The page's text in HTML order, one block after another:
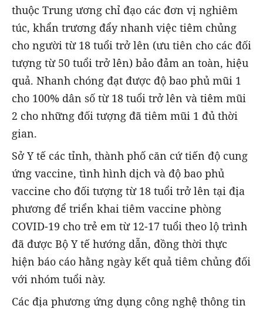
thuộc Trung ương chỉ đạo các đơn vị nghiêm
túc, khẩn trương đẩy nhanh việc tiêm chủng
cho người từ 18 tuổi trở lên (ưu tiên cho các đối
tượng từ 50 tuổi trở lên) bảo đảm an toàn, hiệu
quả. Nhanh chóng đạt được độ bao phủ mũi 1
cho 100% dân số từ 18 tuổi trở lên và tiêm mũi
2 cho những đối tượng đã tiêm mũi 1 đủ thời
gian.
Sở Y tế các tỉnh, thành phố căn cứ tiến độ cung
ứng vaccine, tình hình dịch và độ bao phủ
vaccine cho đối tượng từ 18 tuổi trở lên tại địa
phương để triển khai tiêm vaccine phòng
COVID-19 cho trẻ em từ 12-17 tuổi theo lộ trình
đã được Bộ Y tế hướng dẫn, đồng thời thực
hiện báo cáo hằng ngày kết quả tiêm chủng đối
với nhóm tuổi này.
Các địa phương ứng dụng công nghệ thông tin